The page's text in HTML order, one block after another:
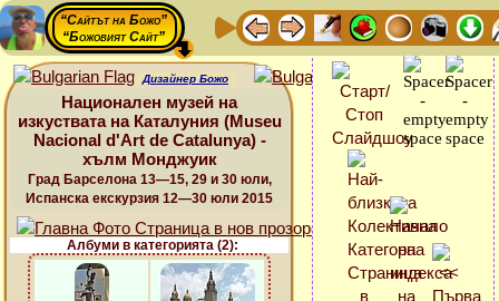
“Сайтът на Божо”
“Божовият Сайт”
Дизайнер Божо
Национален музей на
изкуствата на Каталуния (Museu
Nacional d'Art de Catalunya) -
хълм Монджуик
Град Барселона 13—15, 29 и 30 юли,
Испанска екскурзия 12—30 юли 2015
Албуми в категорията (2):